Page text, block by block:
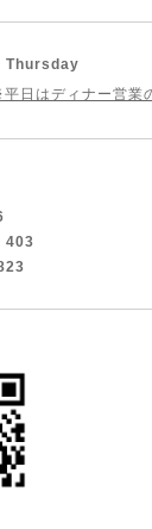
Thursday
はディナー営業の
403